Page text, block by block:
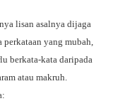
lisan asalnya dijaga
perkataan yang mubah,
berkata-kata daripada
atau makruh.